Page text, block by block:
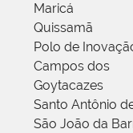
Maricá
Quissamã
Polo de
Campos dos
Goytacazes
Santo Antônio
São João da